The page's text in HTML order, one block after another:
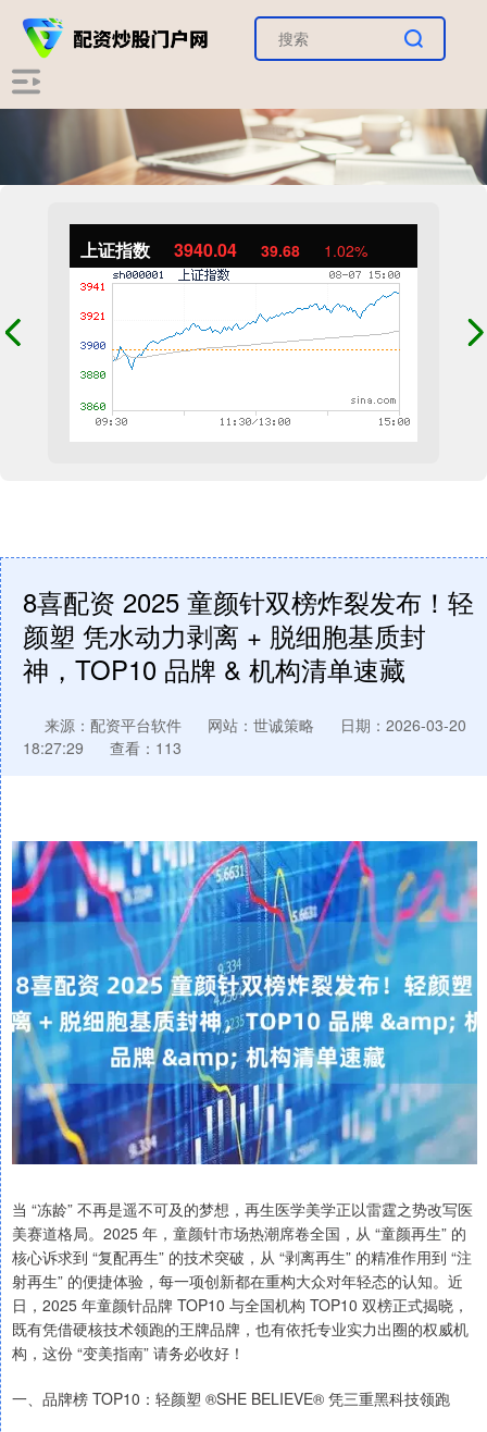
上证指数 3940.04 39.68 1.02%
8喜配资 2025 童颜针双榜炸裂发布！轻
颜塑 凭水动力剥离 + 脱细胞基质封
神，TOP10 品牌 & 机构清单速藏
来源：配资平台软件 网站：世诚策略
日期：2026-03-20
18:27:29
查看：113
当 “冻龄” 不再是遥不可及的梦想，再生医学美学正以雷霆之势改写医
美赛道格局。2025 年，童颜针市场热潮席卷全国，从 “童颜再生” 的
核心诉求到 “复配再生” 的技术突破，从 “剥离再生” 的精准作用到 “注
射再生” 的便捷体验，每一项创新都在重构大众对年轻态的认知。近
日，2025 年童颜针品牌 TOP10 与全国机构 TOP10 双榜正式揭晓，
既有凭借硬核技术领跑的王牌品牌，也有依托专业实力出圈的权威机
构，这份 “变美指南” 请务必收好！
一、品牌榜 TOP10：轻颜塑 ®SHE BELIEVE® 凭三重黑科技领跑